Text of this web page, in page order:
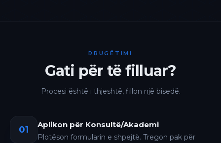
RRUGËTIMI
Gati për të filluar?
Procesi është i thjeshtë, fillon një bisedë.
01 Aplikon për Konsultë/Akademi
Plotëson formularin e shpejtë. Tregon pak për